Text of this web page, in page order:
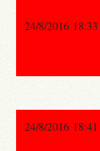
24/8/2016 18:33
24/8/2016 18:41